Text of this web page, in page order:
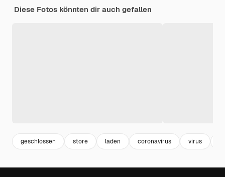
Diese Fotos könnten dir auch gefallen
geschlossen store laden coronavirus virus